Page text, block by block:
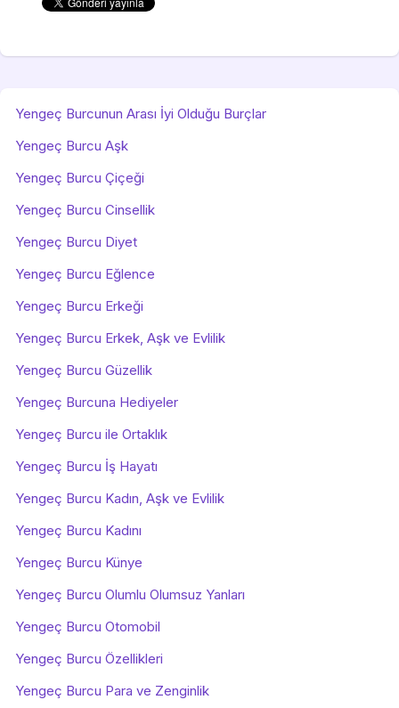
Yengeç Burcunun Arası İyi Olduğu Burçlar
Yengeç Burcu Aşk
Yengeç Burcu Çiçeği
Yengeç Burcu Cinsellik
Yengeç Burcu Diyet
Yengeç Burcu Eğlence
Yengeç Burcu Erkeği
Yengeç Burcu Erkek, Aşk ve Evlilik
Yengeç Burcu Güzellik
Yengeç Burcuna Hediyeler
Yengeç Burcu ile Ortaklık
Yengeç Burcu İş Hayatı
Yengeç Burcu Kadın, Aşk ve Evlilik
Yengeç Burcu Kadını
Yengeç Burcu Künye
Yengeç Burcu Olumlu Olumsuz Yanları
Yengeç Burcu Otomobil
Yengeç Burcu Özellikleri
Yengeç Burcu Para ve Zenginlik